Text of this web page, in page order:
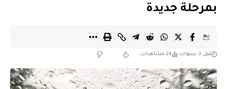
بمرحلة جديدة
قبل 3 سنوات 24 مشاهدات